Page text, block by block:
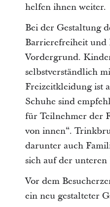
helfen ihnen weiter.
Bei der Gestaltung
Barrierefreiheit
Vordergrund.
selbstverständlich
Freizeitkleidung ist
Schuhe sind
für Teilnehmer der
von innen“.
darunter auch
sich auf der unteren
Vor dem
ein neu gestalteter